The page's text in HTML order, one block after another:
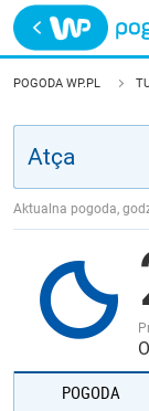
Trwa ładowanie
POLSKA
JAKOŚĆ
POGODA WP.PL
Aktualna pogoda,
POGODA